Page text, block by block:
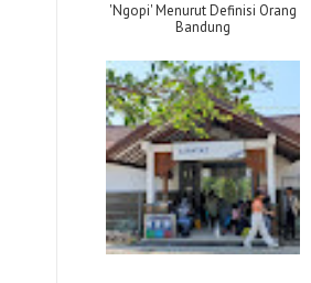
'Ngopi' Menurut Definisi Orang
Bandung